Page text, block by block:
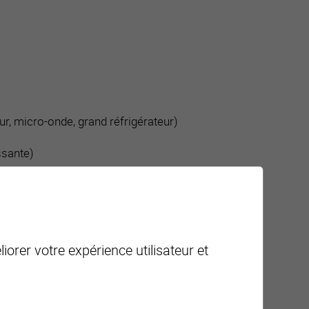
micro-onde, grand réfrigérateur)
votre expérience utilisateur et